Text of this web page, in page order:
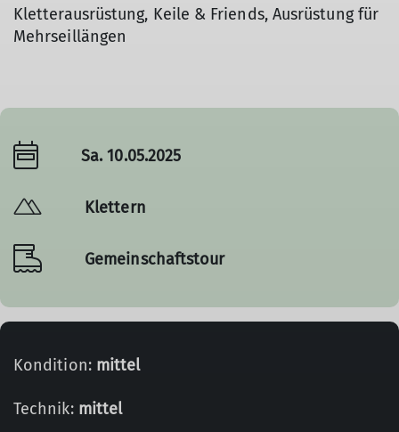
Kletterausrüstung, Keile & Friends, Ausrüstung für
Mehrseillängen
Sa. 10.05.2025
Klettern
Gemeinschaftstour
Kondition: mittel
Technik: mittel